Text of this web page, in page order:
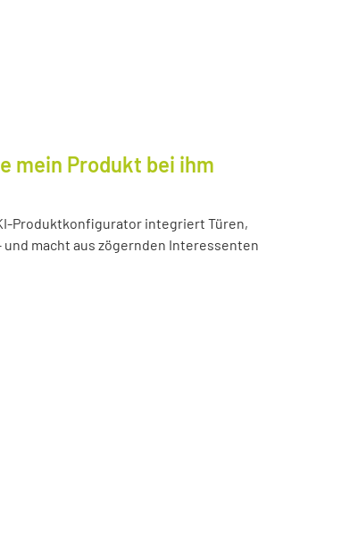
mein Produkt bei ihm
Produktkonfigurator integriert Türen,
macht aus zögernden Interessenten